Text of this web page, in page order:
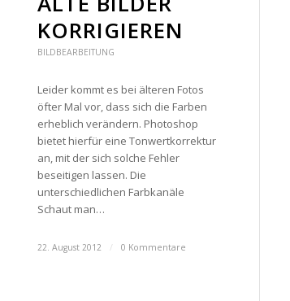
KORRIGIEREN
BILDBEARBEITUNG
Leider kommt es bei älteren Fotos
öfter Mal vor, dass sich die Farben
erheblich verändern. Photoshop
bietet hierfür eine Tonwertkorrektur
an, mit der sich solche Fehler
beseitigen lassen. Die
unterschiedlichen Farbkanäle
Schaut man…
22. August 2012 / 0 Kommentare